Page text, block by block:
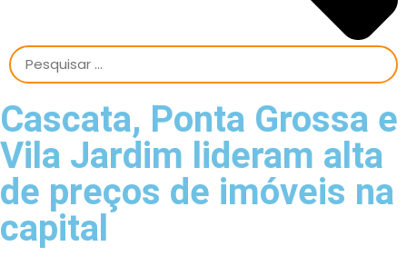
Cascata, Ponta Grossa e
Vila Jardim lideram alta
de preços de imóveis na
capital